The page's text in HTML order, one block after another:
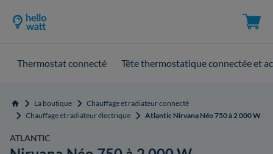
Thermostat connecté Tête thermostatique connectée et
Accueil La boutique
Chauffage et radiateur connecté
Chauffage et radiateur électrique
Atlantic Nirvana Néo 750 à 2 000 W
ATLANTIC